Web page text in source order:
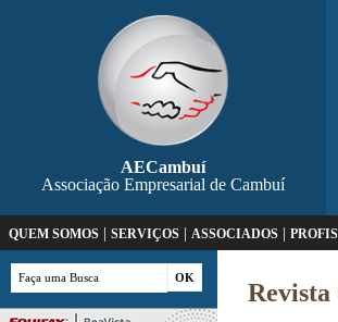
AECambuí
Associação Empresarial de Cambuí
QUEM SOMOS | SERVIÇOS | ASSOCIADOS |